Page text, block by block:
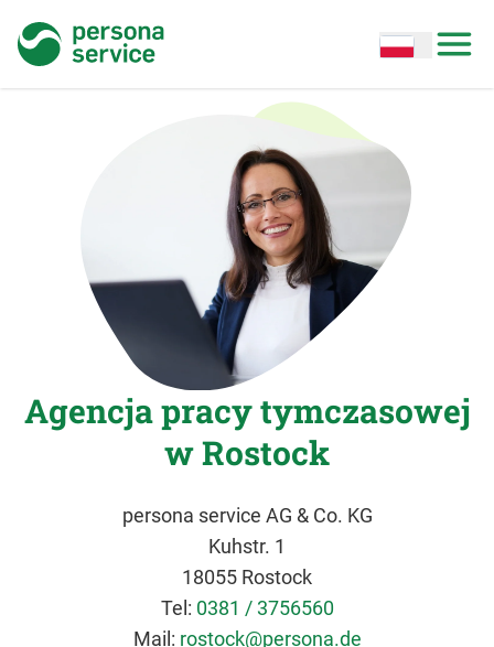
persona service Open options
Agencja pracy tymczasowej
w Rostock
persona service AG & Co. KG
Kuhstr. 1
18055 Rostock
Tel: 0381 / 3756560
Mail: rostock@persona.de